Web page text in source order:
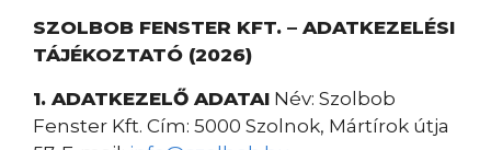
SZOLBOB FENSTER KFT. – ADATKEZELÉSI
TÁJÉKOZTATÓ (2026)
1. ADATKEZELŐ ADATAI Név: Szolbob
Fenster Kft. Cím: 5000 Szolnok, Mártírok útja